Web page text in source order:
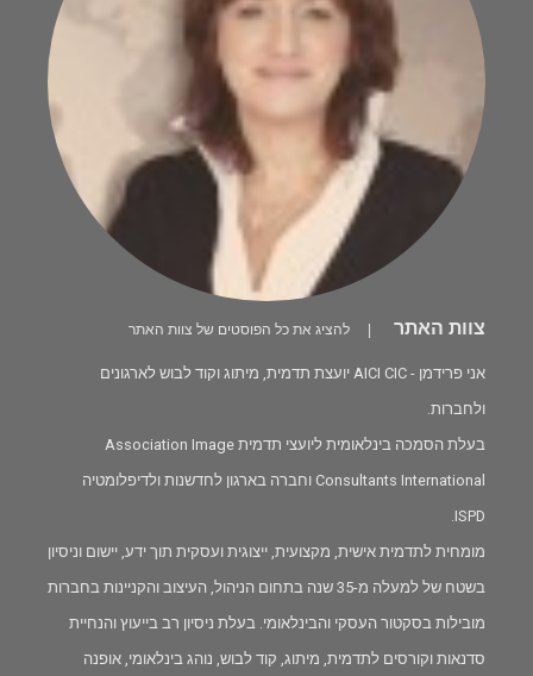
צוות האתר | להציג את כל הפוסטים של צוות האתר
אני פרידמן - AICI CIC יועצת תדמית, מיתוג וקוד לבוש לארגונים
ולחברות.
בעלת הסמכה בינלאומית ליועצי תדמית Association Image
Consultants International וחברה בארגון לחדשנות ולדיפלומטיה
ISPD.
מומחית לתדמית אישית, מקצועית, ייצוגית ועסקית תוך ידע, יישום וניסיון
בשטח של למעלה מ-35 שנה בתחום הניהול, העיצוב והקניינות בחברות
מובילות בסקטור העסקי והבינלאומי. בעלת ניסיון רב בייעוץ והנחיית
סדנאות וקורסים לתדמית, מיתוג, קוד לבוש, נוהג בינלאומי, אופנה